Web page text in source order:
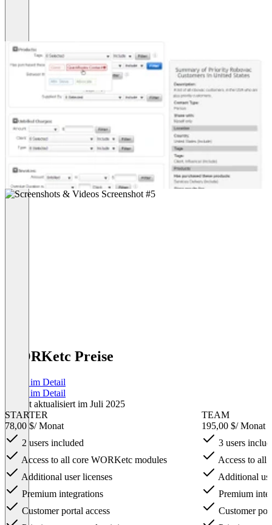
WORKetc Preise
Preise im Detail
Preise im Detail
Zuletzt aktualisiert im Juli 2025
STARTER
78,00 $/ Monat
2 users included
Access to all core WORKetc modules
Additional user licenses
Premium integrations
Customer portal access
TEAM
195,00 $/ Monat
3 users
Access to all
Additional
Premium
Customer